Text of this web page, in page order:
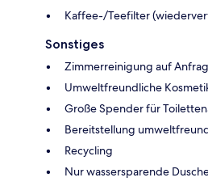
Kaffee-/Teefilter
Sonstiges
Zimmerreinigung auf
Umweltfreundliche
Große Spender für
Bereitstellung
Recycling
Nur wassersparende